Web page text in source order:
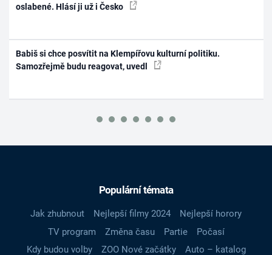
oslabené. Hlásí ji už i Česko
Babiš si chce posvítit na Klempířovu kulturní politiku.
Samozřejmě budu reagovat, uvedl
Populární témata
Jak zhubnout Nejlepší filmy 2024
Nejlepší horory
TV program
Změna času Partie
Počasí
Kdy budou volby
ZOO Nové začátky
Auto – katalog